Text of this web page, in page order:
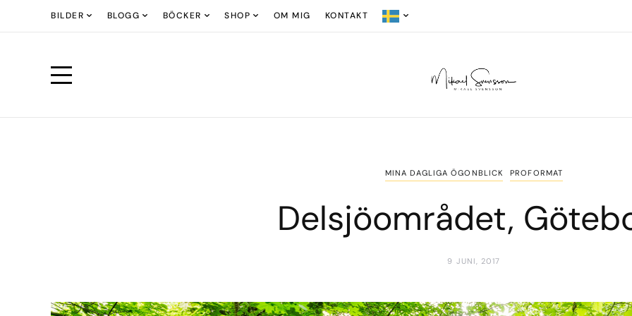
BILDER BLOGG BÖCKER SHOP OM MIG KONTAKT
MINA DAGLIGA ÖGONBLICK PROFORMAT
Delsjöområdet,
9 JUNI, 2017